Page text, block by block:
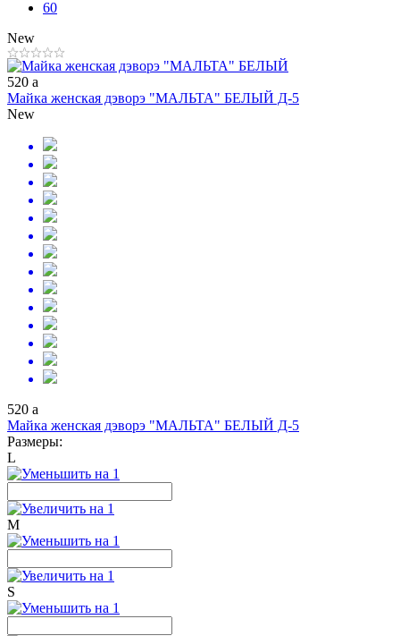
60
New
520 a
Майка женская дэворэ "МАЛЬТА" БЕЛЫЙ Д-5
New
520 a
Майка женская дэворэ "МАЛЬТА" БЕЛЫЙ Д-5
Размеры:
L
M
S